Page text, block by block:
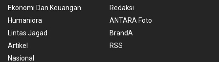
Ekonomi Dan Keuangan
Humaniora
Lintas Jagad
Artikel
Nasional
Redaksi
ANTARA Foto
BrandA
RSS